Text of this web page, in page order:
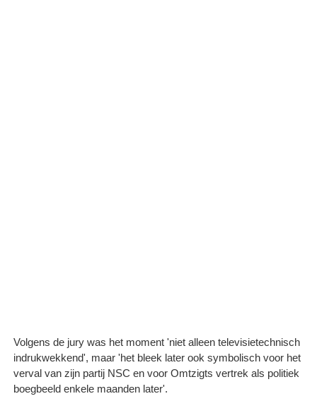
Volgens de jury was het moment 'niet alleen televisietechnisch
indrukwekkend', maar 'het bleek later ook symbolisch voor het
verval van zijn partij NSC en voor Omtzigts vertrek als politiek
boegbeeld enkele maanden later'.